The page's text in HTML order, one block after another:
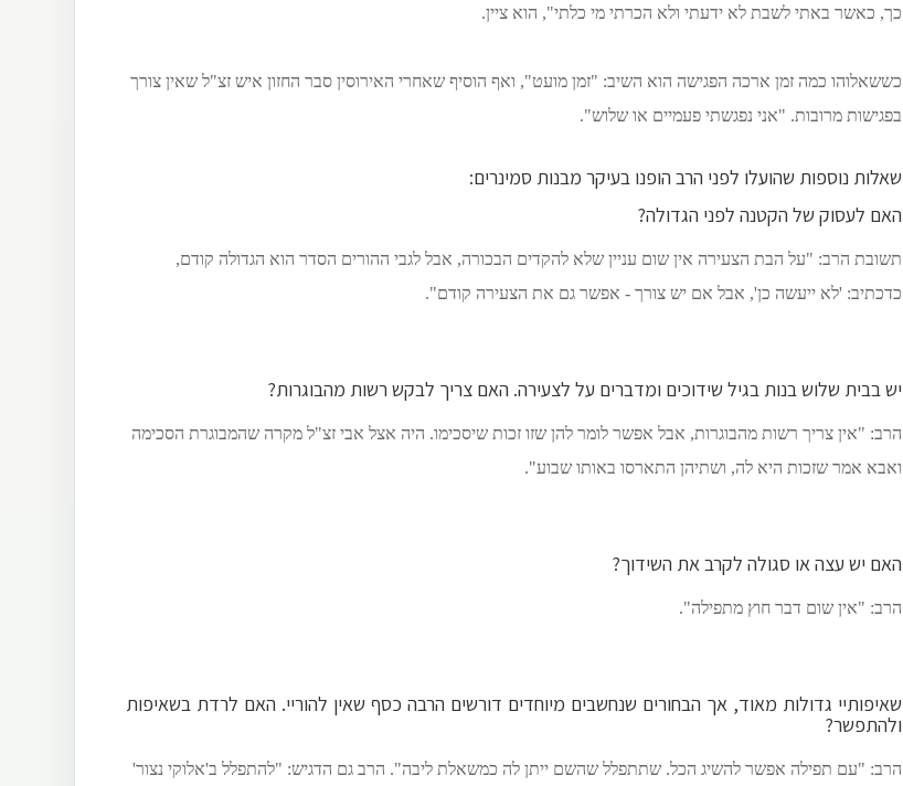
כך, כאשר באתי לשבת לא ידעתי ולא הכרתי מי כלתי", הוא ציין.
כששאלוהו כמה זמן ארכה הפגישה הוא השיב: "זמן מועט", ואף הוסיף שאחרי האירוסין סבר החזון איש זצ"ל שאין צורך
בפגישות מרובות. "אני נפגשתי פעמיים או שלוש".
שאלות נוספות שהועלו לפני הרב הופנו בעיקר מבנות סמינרים:
האם לעסוק של הקטנה לפני הגדולה?
תשובת הרב: "על הבת הצעירה אין שום עניין שלא להקדים הבכורה, אבל לגבי ההורים הסדר הוא הגדולה קודם,
כדכתיב: 'לא ייעשה כן', אבל אם יש צורך - אפשר גם את הצעירה קודם".
יש בבית שלוש בנות בגיל שידוכים ומדברים על לצעירה. האם צריך לבקש רשות מהבוגרות?
הרב: "אין צריך רשות מהבוגרות, אבל אפשר לומר להן שזו זכות שיסכימו. היה אצל אבי זצ"ל מקרה שהמבוגרת הסכימה
ואבא אמר שזכות היא לה, ושתיהן התארסו באותו שבוע".
האם יש עצה או סגולה לקרב את השידוך?
הרב: "אין שום דבר חוץ מתפילה".
שאיפותיי גדולות מאוד, אך הבחורים שנחשבים מיוחדים דורשים הרבה כסף שאין להוריי. האם לרדת בשאיפות
ולהתפשר?
הרב: "עם תפילה אפשר להשיג הכל. שתתפלל שהשם ייתן לה כמשאלת ליבה". הרב גם הדגיש: "להתפלל ב'אלוקי נצור'